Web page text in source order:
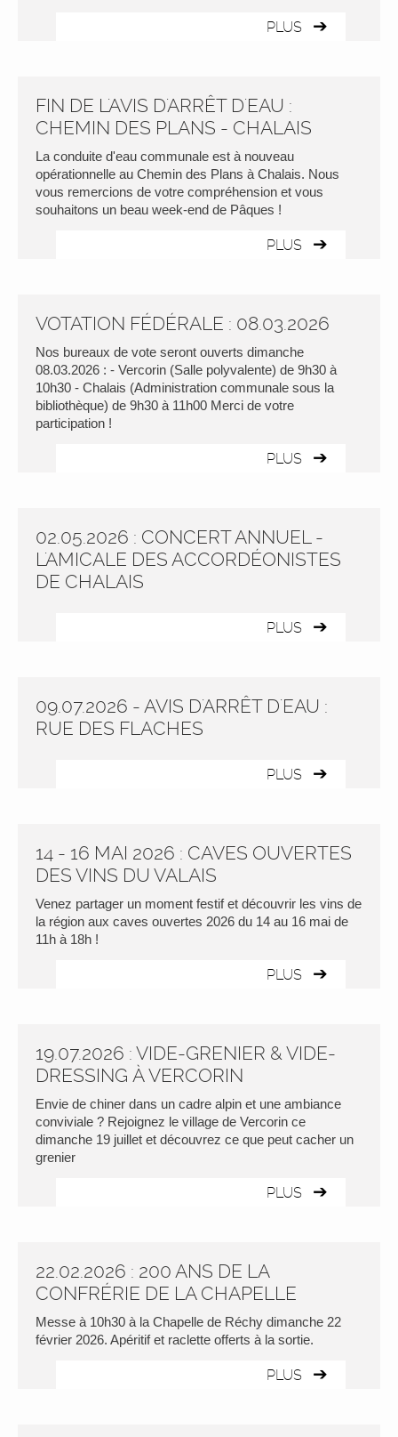
PLUS
FIN DE L'AVIS D'ARRÊT D'EAU :
CHEMIN DES PLANS - CHALAIS
La conduite d'eau communale est à nouveau
opérationnelle au Chemin des Plans à Chalais. Nous
vous remercions de votre compréhension et vous
souhaitons un beau week-end de Pâques !
PLUS
VOTATION FÉDÉRALE : 08.03.2026
Nos bureaux de vote seront ouverts dimanche
08.03.2026 : - Vercorin (Salle polyvalente) de 9h30 à
10h30 - Chalais (Administration communale sous la
bibliothèque) de 9h30 à 11h00 Merci de votre
participation !
PLUS
02.05.2026 : CONCERT ANNUEL -
L'AMICALE DES ACCORDÉONISTES
DE CHALAIS
PLUS
09.07.2026 - AVIS D'ARRÊT D'EAU :
RUE DES FLACHES
PLUS
14 - 16 MAI 2026 : CAVES OUVERTES
DES VINS DU VALAIS
Venez partager un moment festif et découvrir les vins de
la région aux caves ouvertes 2026 du 14 au 16 mai de
11h à 18h !
PLUS
19.07.2026 : VIDE-GRENIER & VIDE-
DRESSING À VERCORIN
Envie de chiner dans un cadre alpin et une ambiance
conviviale ? Rejoignez le village de Vercorin ce
dimanche 19 juillet et découvrez ce que peut cacher un
grenier
PLUS
22.02.2026 : 200 ANS DE LA
CONFRÉRIE DE LA CHAPELLE
Messe à 10h30 à la Chapelle de Réchy dimanche 22
février 2026. Apéritif et raclette offerts à la sortie.
PLUS